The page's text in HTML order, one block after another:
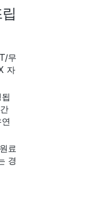
무
자
료
경